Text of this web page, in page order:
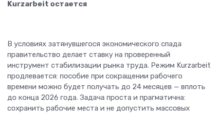
Kurzarbeit остается
В условиях затянувшегося экономического спада
правительство делает ставку на проверенный
инструмент стабилизации рынка труда. Режим Kurzarbeit
продлевается: пособие при сокращении рабочего
времени можно будет получать до 24 месяцев — вплоть
до конца 2026 года. Задача проста и прагматична:
сохранить рабочие места и не допустить массовых